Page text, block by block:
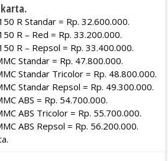
R Standar = Rp. 32.600.000.
R – Red = Rp. 33.200.000.
R – Repsol = Rp. 33.400.000.
Standar = Rp. 47.800.000.
Standar Tricolor = Rp. 48.800.000.
Standar Repsol = Rp. 49.300.000.
ABS = Rp. 54.700.000.
ABS Tricolor = Rp. 55.700.000.
ABS Repsol = Rp. 56.200.000.